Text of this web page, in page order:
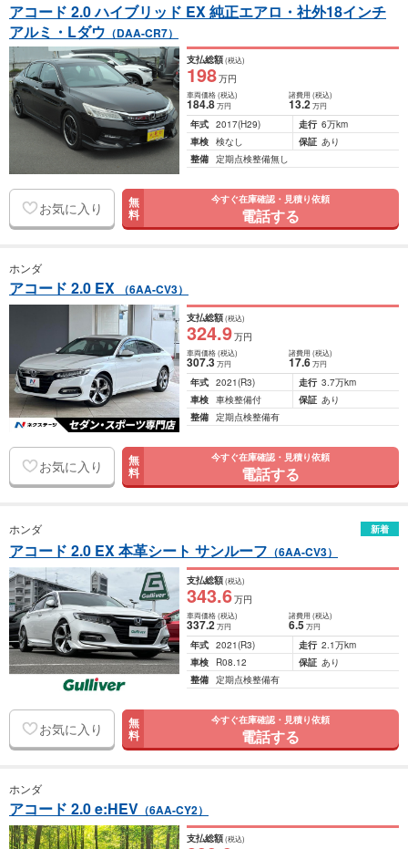
アコード 2.0 ハイブリッド EX 純正エアロ・社外18インチ
アルミ・Lダウ （DAA-CR7）
支払総額(税込)
198万円
車両価格(税込)
184.8万円
諸費用 (税込)
13.2 万円
年式 2017(H29) 走行 6万km
車検 検なし 保証 あり
整備 定期点検整備無し
お気に入り 無
料
今すぐ在庫確認・見積り依頼
電話する
ホンダ
アコード 2.0 EX （6AA-CV3）
支払総額(税込)
324.9万円
車両価格(税込)
307.3万円
諸費用 (税込)
17.6 万円
年式 2021(R3) 走行 3.7万km
車検 車検整備付 保証 あり
整備 定期点検整備有
お気に入り 無
料
今すぐ在庫確認・見積り依頼
電話する
ホンダ 新着
アコード 2.0 EX 本革シート サンルーフ （6AA-CV3）
支払総額(税込)
343.6万円
車両価格(税込)
337.2万円
諸費用 (税込)
6.5 万円
年式 2021(R3) 走行 2.1万km
車検
R08.12 保証 あり
整備 定期点検整備有
お気に入り 無
料
今すぐ在庫確認・見積り依頼
電話する
ホンダ
アコード 2.0 e:HEV （6AA-CY2）
支払総額(税込)